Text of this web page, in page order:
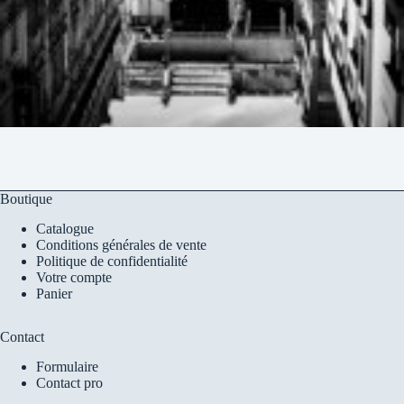
Boutique
Catalogue
Conditions générales de vente
Politique de confidentialité
Votre compte
Panier
Contact
Formulaire
Contact pro